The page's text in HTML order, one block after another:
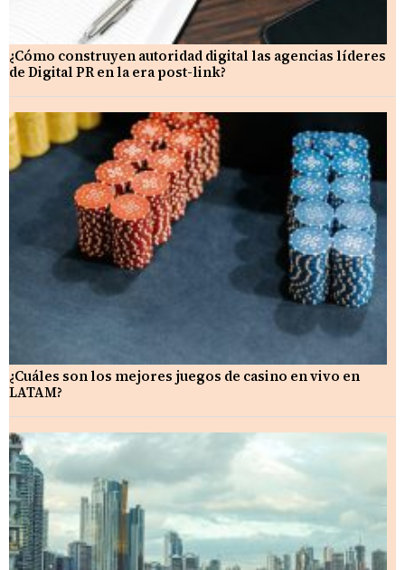
¿Cómo construyen autoridad digital las agencias líderes
de Digital PR en la era post-link?
¿Cuáles son los mejores juegos de casino en vivo en
LATAM?